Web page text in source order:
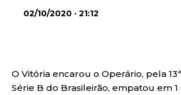
02/10/2020 · 21:12
O Vitória encarou o Operário, pela
Série B do Brasileirão, empatou em 1